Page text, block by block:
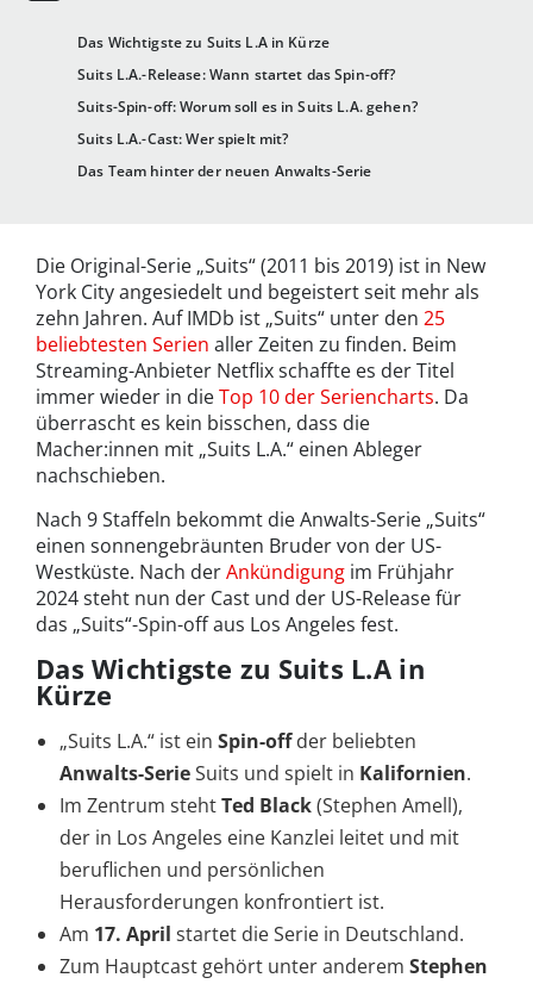
Das Wichtigste zu Suits L.A in Kürze
Suits L.A.-Release: Wann startet das Spin-off?
Suits-Spin-off: Worum soll es in Suits L.A. gehen?
Suits L.A.-Cast: Wer spielt mit?
Das Team hinter der neuen Anwalts-Serie
Die Original-Serie „Suits“ (2011 bis 2019) ist in New
York City angesiedelt und begeistert seit mehr als
zehn Jahren. Auf IMDb ist „Suits“ unter den 25
beliebtesten Serien aller Zeiten zu finden. Beim
Streaming-Anbieter Netflix schaffte es der Titel
immer wieder in dieTop 10 der Seriencharts. Da
überrascht es kein bisschen, dass die
Macher:innen mit „Suits L.A.“ einen Ableger
nachschieben.
Nach 9 Staffeln bekommt die Anwalts-Serie „Suits“
einen sonnengebräunten Bruder von der US-
Westküste. Nach derAnkündigung im Frühjahr
2024 steht nun der Cast und der US-Release für
das „Suits“-Spin-off aus Los Angeles fest.
Das Wichtigste zu Suits L.A in
Kürze
„Suits L.A.“ ist ein Spin-offder beliebten
Anwalts-SerieSuits und spielt in Kalifornien.
Im Zentrum stehtTed Black(Stephen Amell),
der in Los Angeles eine Kanzlei leitet und mit
beruflichen und persönlichen
Herausforderungen konfrontiert ist.
Am 17. April startet die Serie in Deutschland.
Zum Hauptcast gehört unter anderem Stephen